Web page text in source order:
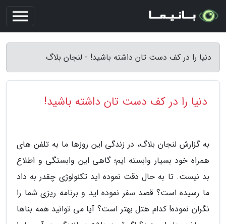
دنیا را در کف دست تان داشته باشید! - لنجان بلاگ
دنیا را در کف دست تان داشته باشید!
به گزارش لنجان بلاگ، در زندگی این روزها ما به تلفن های
همراه خود بسیار وابسته ایم؛ گاهی این وابستگی و اطلاع
بد نیست. تا به حال دقت نموده اید تکنولوژی چقدر به داد
ما رسیده است؟ قصد سفر نموده اید و برنامه ریزی شما را
نگران نموده! کدام هتل بهتر است؟ آیا می توانید همه بناها